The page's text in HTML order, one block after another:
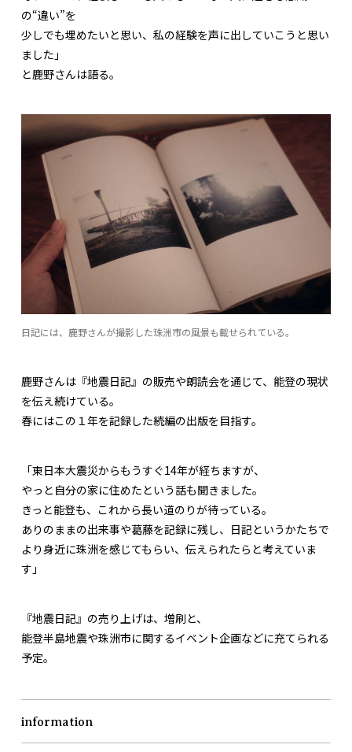
の“違い”を
少しでも埋めたいと思い、私の経験を声に出していこうと思い
ました」
と鹿野さんは語る。
日記には、鹿野さんが撮影した珠洲市の風景も載せられている。
鹿野さんは『地震日記』の販売や朗読会を通じて、能登の現状
を伝え続けている。
春にはこの１年を記録した続編の出版を目指す。
「東日本大震災からもうすぐ14年が経ちますが、
やっと自分の家に住めたという話も聞きました。
きっと能登も、これから長い道のりが待っている。
ありのままの出来事や葛藤を記録に残し、日記というかたちで
より身近に珠洲を感じてもらい、伝えられたらと考えていま
す」
『地震日記』の売り上げは、増刷と、
能登半島地震や珠洲市に関するイベント企画などに充てられる
予定。
information